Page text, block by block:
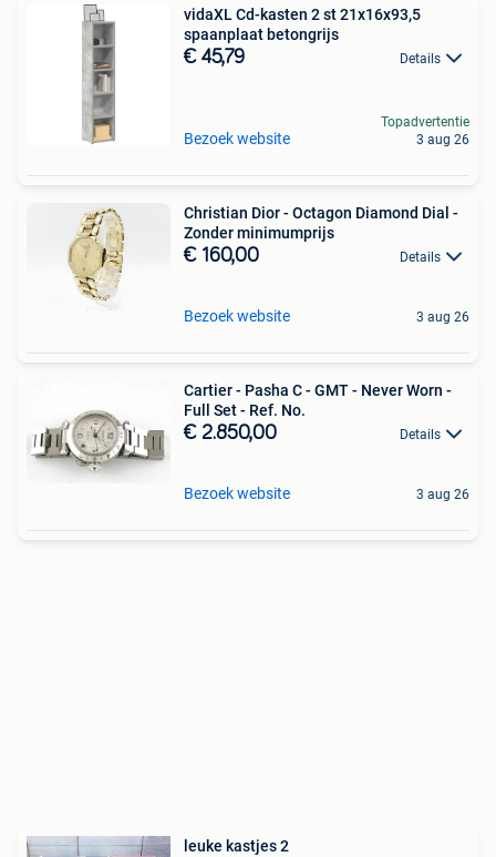
vidaXL Cd-kasten 2 st 21x16x93,5
spaanplaat betongrijs
€ 45,79 Details
Bezoek website
Topadvertentie
3 aug 26
Christian Dior - Octagon Diamond Dial -
Zonder minimumprijs
€ 160,00 Details
Bezoek website 3 aug 26
Cartier - Pasha C - GMT - Never Worn -
Full Set - Ref. No.
€ 2.850,00 Details
Bezoek website 3 aug 26
leuke kastjes 2